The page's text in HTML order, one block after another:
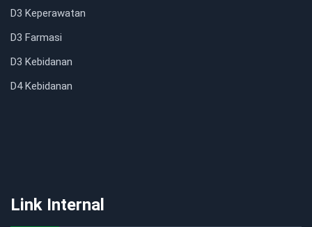
D3 Keperawatan
D3 Farmasi
D3 Kebidanan
D4 Kebidanan
Link Internal